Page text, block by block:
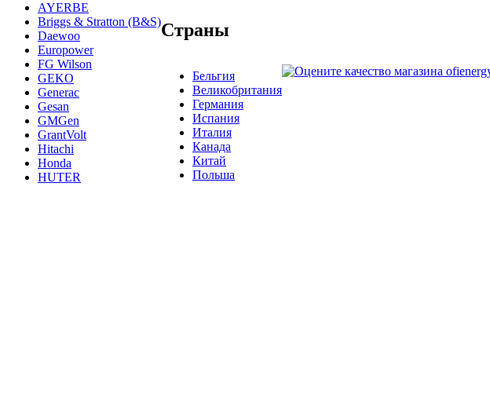
AYERBE
Briggs & Stratton (B&S)
Daewoo
Europower
FG Wilson
GEKO
Generac
Gesan
GMGen
GrantVolt
Hitachi
Honda
HUTER
Страны
Бельгия
Великобритания
Германия
Испания
Италия
Канада
Китай
Польша